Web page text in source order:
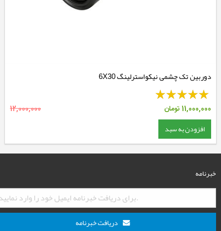
دوربین تک چشمی نیکواسترلینگ 6X30
11,000,000 تومان 12,000,000
افزودن به سبد
خبرنامه
دریافت خبرنامه